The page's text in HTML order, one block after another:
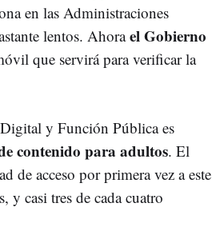
en las Administraciones
lentos. Ahorael Gobierno
que servirá para verificar la
y Función Pública es
contenido para adultos. El
de acceso por primera vez a este
y casi tres de cada cuatro